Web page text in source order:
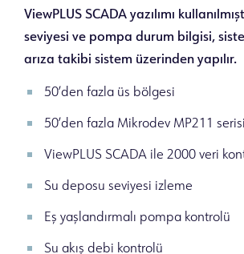
ViewPLUS SCADA yazılımı
seviyesi ve pompa durum bilgisi,
arıza takibi sistem üzerinden yapılır.
50’den fazla üs bölgesi
50’den fazla Mikrodev MP211
ViewPLUS SCADA ile 2000 veri
Su deposu seviyesi izleme
Eş yaşlandırmalı pompa kontrolü
Su akış debi kontrolü